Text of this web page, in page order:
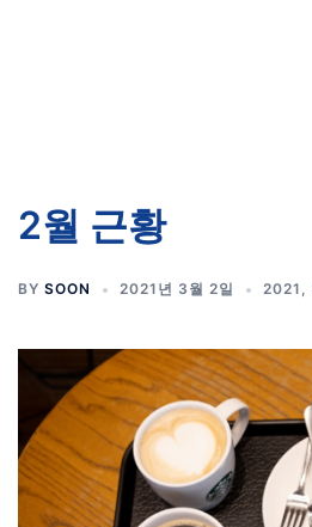
2월 근황
BY SOON 2021년 3월 2일 2021 ,